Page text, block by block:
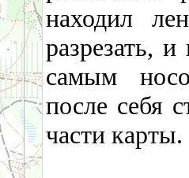
находил
разрезать,
самым
после себя
части карты.